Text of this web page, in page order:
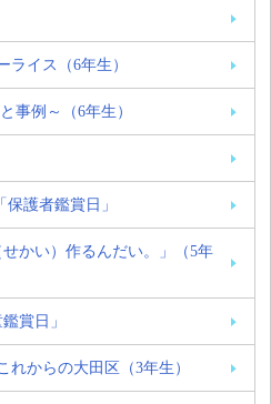
ライス（6年生）
事例～（6年生）
護者鑑賞日」
かい）作るんだい。」（5年
賞日」
からの大田区（3年生）